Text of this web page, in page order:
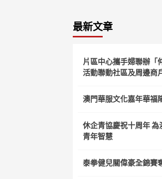
最新文章
片區中心攜手婦聯辦「
活動聯動社區及周邊商
澳門華服文化嘉年華福
休企青協慶祝十周年
青年智慧
泰拳健兒關偉豪全錦賽